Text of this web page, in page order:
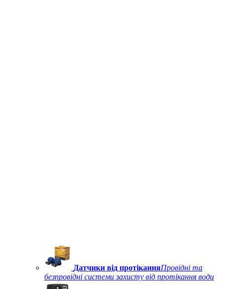
Датчики від протіканняПровідні та
безпровідні системи захисту від протікання води